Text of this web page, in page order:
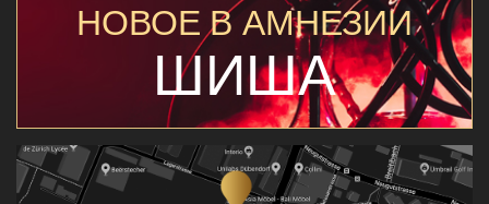
НОВОЕ В АМНЕЗИИ
ШИША